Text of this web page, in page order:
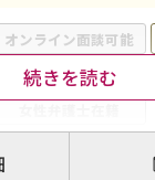
オンライン面談可能
19時以降電話可能
続きを読む